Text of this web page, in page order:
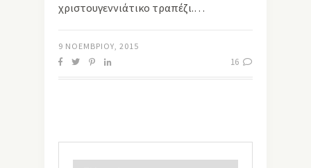
χριστουγεννιάτικο τραπέζι.…
9 ΝΟΕΜΒΡΊΟΥ, 2015
16